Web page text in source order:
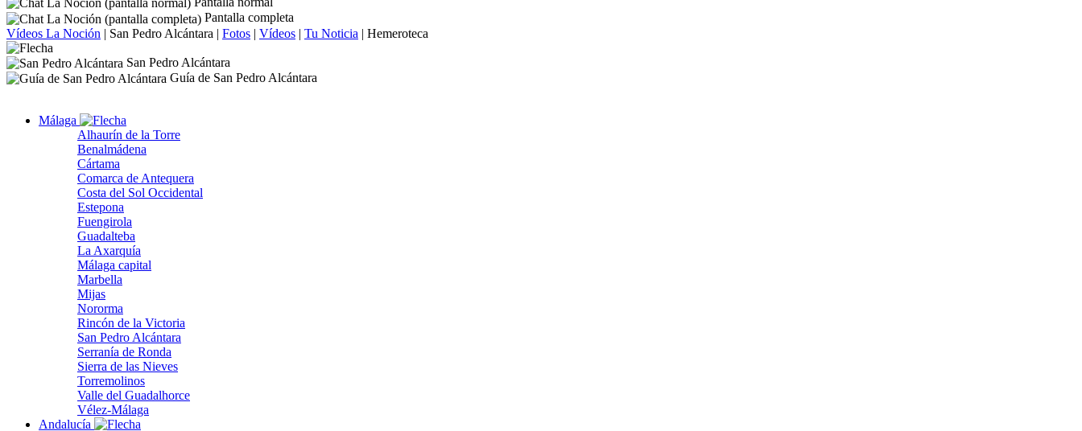
Pantalla completa
Vídeos La Noción | San Pedro Alcántara | Fotos | Vídeos | Tu Noticia | Hemeroteca
San Pedro Alcántara
Guía de San Pedro Alcántara
Málaga
Alhaurín de la Torre
Benalmádena
Cártama
Comarca de Antequera
Costa del Sol Occidental
Estepona
Fuengirola
Guadalteba
La Axarquía
Málaga capital
Marbella
Mijas
Nororma
Rincón de la Victoria
San Pedro Alcántara
Serranía de Ronda
Sierra de las Nieves
Torremolinos
Valle del Guadalhorce
Vélez-Málaga
Andalucía